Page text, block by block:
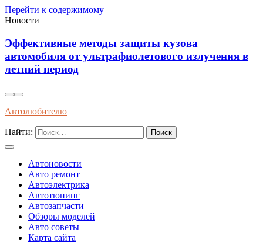
Перейти к содержимому
Новости
Эффективные методы защиты кузова
автомобиля от ультрафиолетового излучения в
летний период
Автолюбителю
Найти:
Автоновости
Авто ремонт
Автоэлектрика
Автотюнинг
Автозапчасти
Обзоры моделей
Авто советы
Карта сайта